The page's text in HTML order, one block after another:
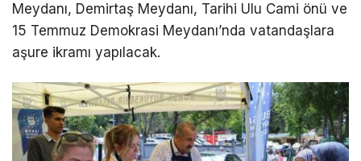
Meydanı, Demirtaş Meydanı, Tarihi Ulu Cami önü ve
15 Temmuz Demokrasi Meydanı’nda vatandaşlara
aşure ikramı yapılacak.